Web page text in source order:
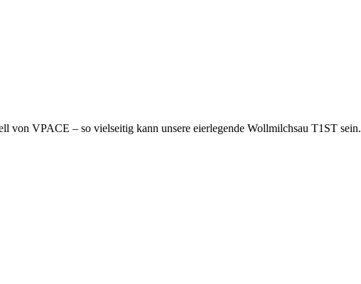
von VPACE – so vielseitig kann unsere eierlegende Wollmilchsau T1ST sein.